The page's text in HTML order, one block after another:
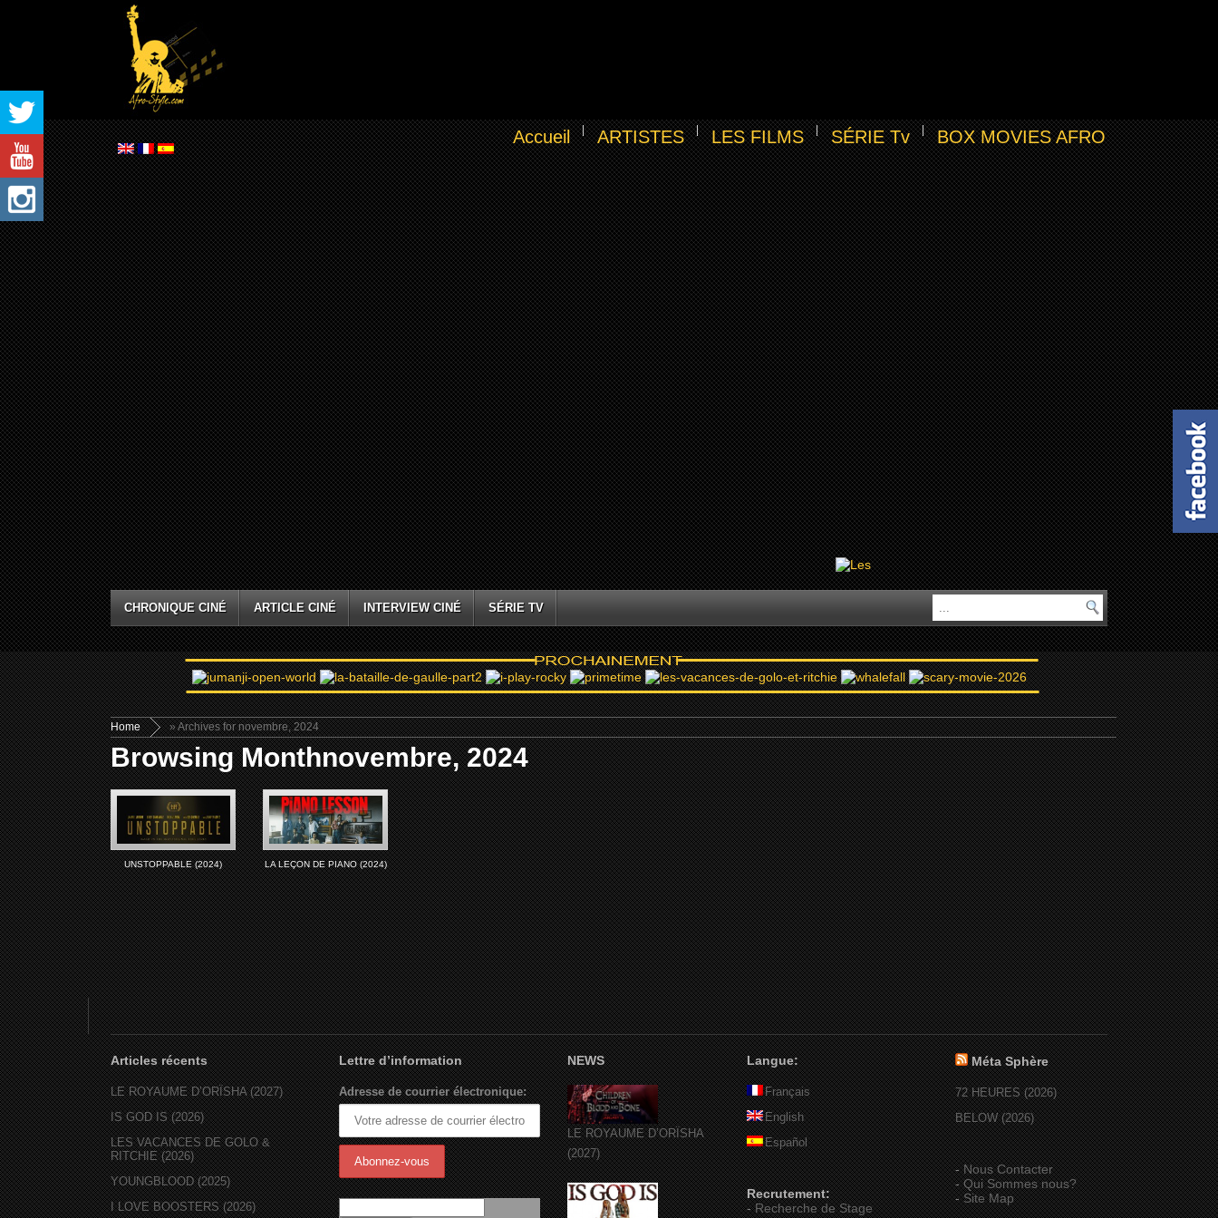
Accueil ARTISTES LES FILMS SÉRIE Tv BOX MOVIES AFRO
CHRONIQUE CINÉ ARTICLE CINÉ INTERVIEW CINÉ SÉRIE TV
Home » Archives for novembre, 2024
Browsing Monthnovembre, 2024
UNSTOPPABLE (2024) LA LEÇON DE PIANO (2024)
Articles récents
LE ROYAUME D’ORÏSHA (2027)
IS GOD IS (2026)
LES VACANCES DE GOLO &
RITCHIE (2026)
YOUNGBLOOD (2025)
I LOVE BOOSTERS (2026)
Lettre d’information
Adresse de courrier électronique:
NEWS
LE ROYAUME D’ORÏSHA
(2027)
Langue:
Français
English
Español
Recrutement:
-Recherche de Stage
Méta Sphère
72 HEURES (2026)
BELOW (2026)
-Nous Contacter
-Qui Sommes nous?
-Site Map